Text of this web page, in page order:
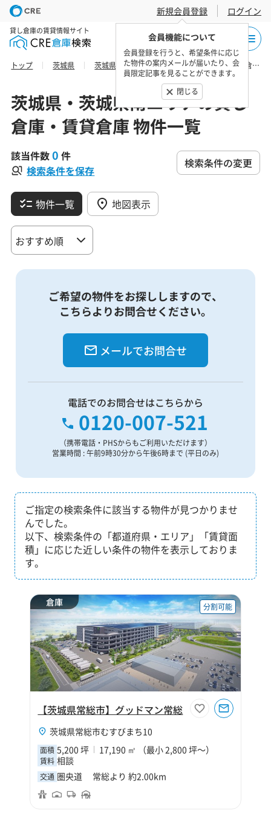
新規会員登録
会員機能について
会員登録を行うと、希望条件に応じ
た物件の案内メールが届いたり、会
員限定記事を見ることができます。
閉じる
ログイン
貸し倉庫の賃貸情報サイト
トップ 茨城県 茨城県南エリア 結城市の貸し倉庫・賃貸倉庫 物件一覧
茨城県・茨城県南エリアの貸し
倉庫・賃貸倉庫 物件一覧
該当件数0 件
検索条件を保存
検索条件の変更
物件一覧 地図表示
ご希望の物件をお探ししますので、
こちらよりお問合せください。
メールでお問合せ
電話でのお問合せはこちらから
0120-007-521
（携帯電話・PHSからもご利用いただけます）
営業時間 : 午前9時30分から午後6時まで (平日のみ)
ご指定の検索条件に該当する物件が見つかりませ
んでした。
以下、検索条件の「都道府県・エリア」「賃貸面
積」に応じた近しい条件の物件を表示しておりま
す。
倉庫 分割可能
【茨城県常総市】グッドマン常総
茨城県常総市むすびまち10
面積 5,200 坪 17,190 ㎡ （最小 2,800 坪～）
賃料 相談
交通 圏央道 常総より 約2.00km